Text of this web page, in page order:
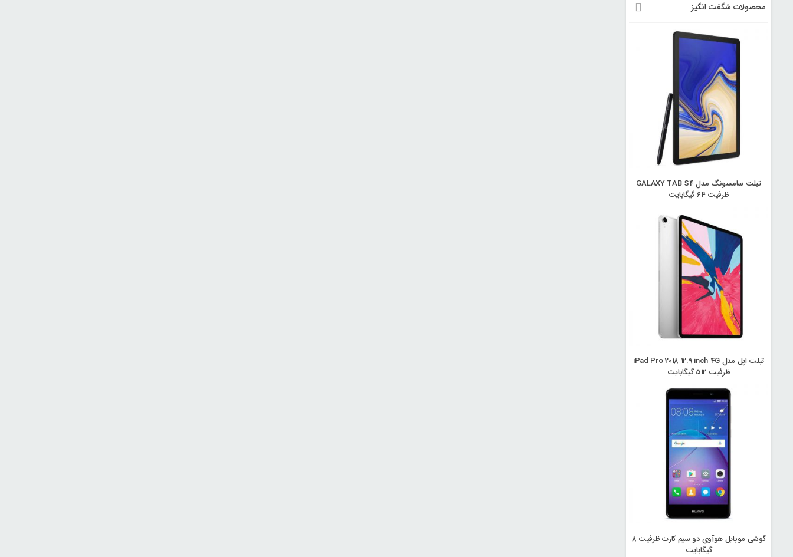
محصولات شگفت انگیز
تبلت سامسونگ مدل GALAXY TAB S4
ظرفیت 64 گیگابایت
تبلت اپل مدل iPad Pro 2018 12.9 inch 4G
ظرفیت 512 گیگابایت
گوشی موبایل هوآوی دو سیم کارت ظرفیت 8
گیگابایت